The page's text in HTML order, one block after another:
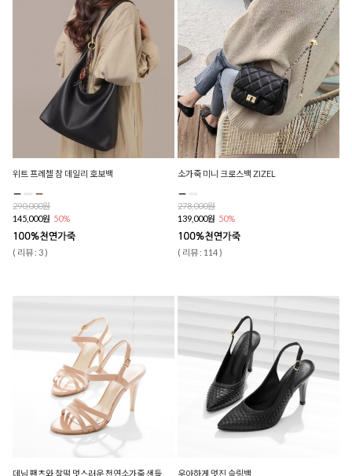
위트 프레첼 참 데일리 호보백
290,000원
145,000원 50%
( 리뷰 : 3 )
소가죽 미니 크로스백 ZIZEL
278,000원
139,000원 50%
( 리뷰 : 114 )
데님 팬츠와 찰떡 멋스러운 천연소가죽 샌들 우아하게 멋진 슬링백